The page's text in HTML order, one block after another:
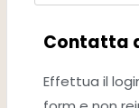
Contatta
Effettua il